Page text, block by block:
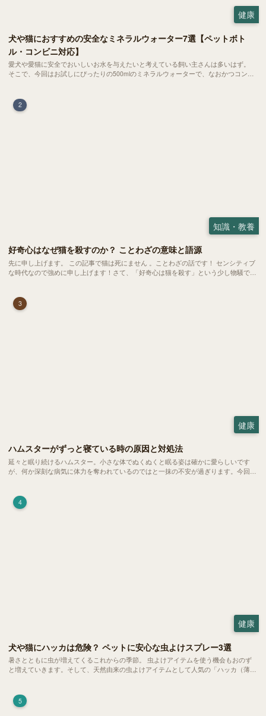
健康
犬や猫におすすめの安全なミネラルウォーター7選【ペットボト
ル・コンビニ対応】
愛犬や愛猫に安全でおいしいお水を与えたいと考えている飼い主さんは多いはず。
そこで、今回はお試しにぴったりの500mlのミネラルウォーターで、なおかつコンビ
2
知識・教養
好奇心はなぜ猫を殺すのか？ ことわざの意味と語源
先に申し上げます。 この記事で猫は死にません 。ことわざの話です！ センシティブ
な時代なので強めに申し上げます！さて、「好奇心は猫を殺す」という少し物騒で、
3
健康
ハムスターがずっと寝ている時の原因と対処法
延々と眠り続けるハムスター。小さな体でぬくぬくと眠る姿は確かに愛らしいです
が、何か深刻な病気に体力を奪われているのではと一抹の不安が過ぎります。今回
4
健康
犬や猫にハッカは危険？ ペットに安心な虫よけスプレー3選
暑さとともに虫が増えてくるこれからの季節。 虫よけアイテムを使う機会もおのず
と増えていきます。そして、天然由来の虫よけアイテムとして人気の「ハッカ（薄
5